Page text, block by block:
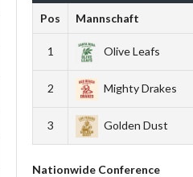
Pos Mannschaft
1 Olive Leafs
2 Mighty Drakes
3 Golden Dust
Nationwide Conference